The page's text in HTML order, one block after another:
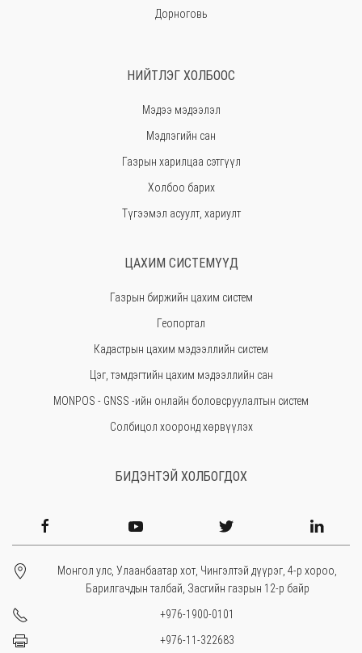
Дорноговь
Хэнтий
Ховд
Хөвсгөл
Орхон
Сэлэнгэ
Өмнөговь
Увс
Өвөрхангай
Завхан
НИЙТЛЭГ ХОЛБООС
Мэдээ мэдээлэл
Мэдлэгийн сан
Газрын харилцаа сэтгүүл
Холбоо барих
Түгээмэл асуулт, хариулт
ЦАХИМ СИСТЕМҮҮД
Газрын биржийн цахим систем
Геопортал
Кадастрын цахим мэдээллийн систем
Цэг, тэмдэгтийн цахим мэдээллийн сан
MONPOS - GNSS -ийн онлайн боловсруулалтын систем
Солбицол хооронд хөрвүүлэх
БИДЭНТЭЙ ХОЛБОГДОХ
Монгол улс, Улаанбаатар хот, Чингэлтэй дүүрэг, 4-р хороо,
Барилгачдын талбай, Засгийн газрын 12-р байр
+976-1900-0101
+976-11-322683